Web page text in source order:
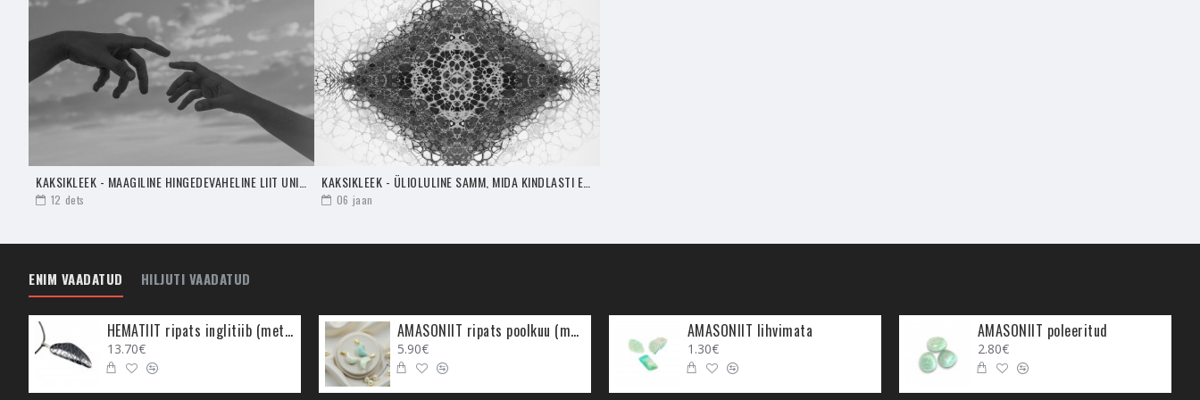
- Indigohingede stressi, depressiooni, melanhooliat ja suitsiidseid kalduvusi aitab tasakaalus hoida
kaks kristalli aitavad Indigol negatiivsusest välja tulla ning tema melanhooliat tervendada. Neid kristalle võiks Indigohing
koos kanda või kasutada, kui ta on langenud stressi ja masendusse. Indigohingede melanhoolse mõttemaailma kohta saad
edasi lugedaSIIT.
- Küaniit aitab luua paremat karmat, aidates mõista, kus sa võisid vea teha ja mida sa peaksid tegema, et endale õnne ligi
tõmmata.
- Küaniit loob telepaatia, aktiveeribSüdametšakra
võimas oskus, et see suudab sõnumeid telepaatiliselt Universumisse saata, mis tähendab seda, et kui sinu
elab tegelikult täna teisel pool maailma, siis Universum loob teie vahel kontakti. Kristallid on nagu energiasillad, mis aitavad
kaasa aidata. Kanna Küaniiti kaelas ja aktiveeri telepaatia. Enne kandma hakkamist hoia Küaniiti korra enda peopesas, sule
Ravitsemise eesmärgil kiire toime saamiseks kanna kristalli ehtena või valmista poleeritud kristallist vee-eliksiiri. Lisaks
võid kristalli asetada oma kodu Ida-ilmakaarde, kus asub kodu tervendusenurk - Ida sümboliseerib tervist.
- Pearinglus, peavalud, silmanärvihaigused, põskkoopapõletik, põskkoopanõrkus. Neid haigusseisundeid tervendab Küaniit
KAKSIKLEEK - MAAGILINE HINGEDEVAHELINE LIIT UNIVERSUMIS (7. OSA)
12 dets
KAKSIKLEEK - ÜLIOLULINE SAMM, MIDA KINDLASTI EI TOHIKS VAHELE JÄTTA! (8. OSA)
06 jaan
ENIM VAADATUD HILJUTI VAADATUD
HEMATIIT ripats inglitiib (metall)
13.70€
AMASONIIT ripats poolkuu (metall)
5.90€
AMASONIIT lihvimata
1.30€
AMASONIIT poleeritud
2.80€